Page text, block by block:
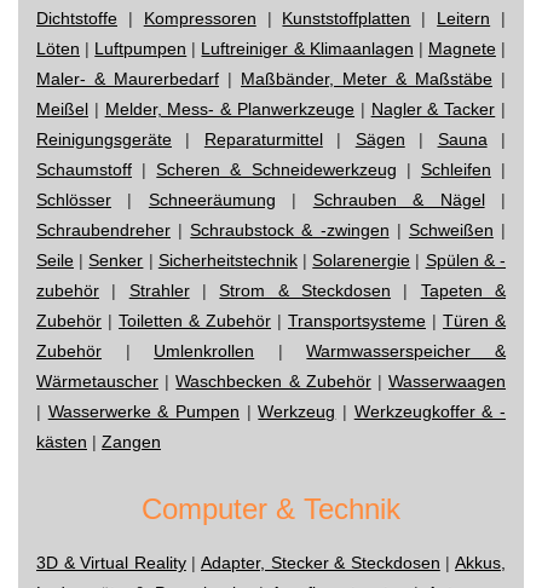
Dichtstoffe | Kompressoren | Kunststoffplatten | Leitern |
Löten | Luftpumpen | Luftreiniger & Klimaanlagen | Magnete|
Maler- & Maurerbedarf | Maßbänder, Meter & Maßstäbe |
Meißel | Melder, Mess- & Planwerkzeuge | Nagler & Tacker |
Reinigungsgeräte | Reparaturmittel| Sägen | Sauna |
Schaumstoff |Scheren & Schneidewerkzeug | Schleifen |
Schlösser | Schneeräumung | Schrauben & Nägel|
Schraubendreher |Schraubstock & -zwingen | Schweißen |
Seile |Senker | Sicherheitstechnik|Solarenergie | Spülen & -
zubehör | Strahler|Strom & Steckdosen | Tapeten &
Zubehör | Toiletten & Zubehör | Transportsysteme | Türen &
Zubehör | Umlenkrollen |Warmwasserspeicher &
Wärmetauscher |Waschbecken & Zubehör|Wasserwaagen
| Wasserwerke & Pumpen |Werkzeug | Werkzeugkoffer & -
kästen | Zangen
Computer & Technik
3D & Virtual Reality|Adapter, Stecker & Steckdosen |Akkus,